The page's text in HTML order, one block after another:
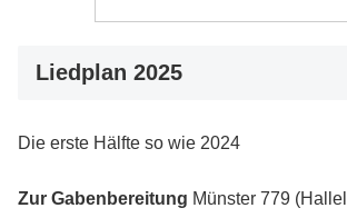
Liedplan 2025
Die erste Hälfte so wie 2024
Zur Gabenbereitung Münster 779